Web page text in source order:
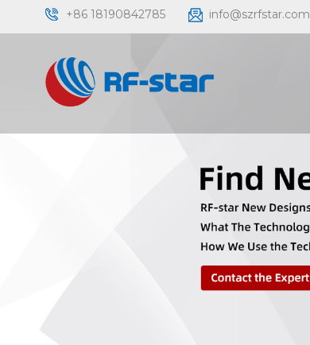
+86 18190842785 info@szrfstar.com